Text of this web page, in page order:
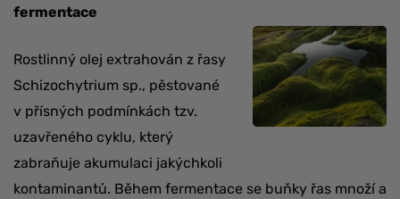
fermentace
Rostlinný olej extrahován z řasy
Schizochytrium sp., pěstované
v přísných podmínkách tzv.
uzavřeného cyklu, který
zabraňuje akumulaci jakýchkoli
kontaminantů. Během fermentace se buňky řas množí a